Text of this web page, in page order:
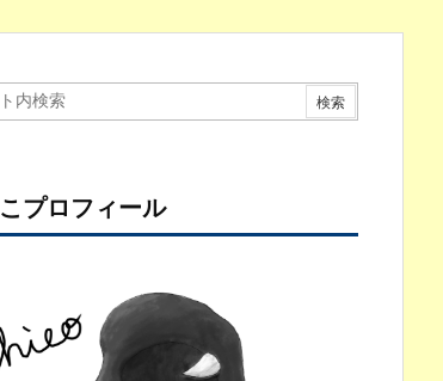
こプロフィール